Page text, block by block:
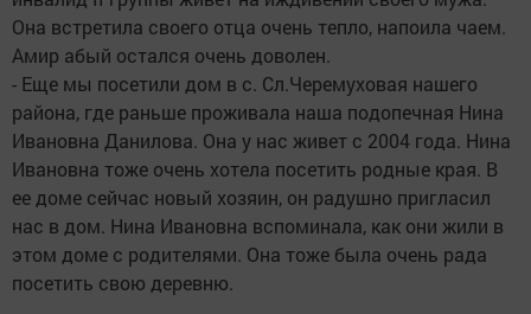
Она встретила своего отца очень тепло, напоила чаем.
Амир абый остался очень доволен.
- Еще мы посетили дом в с. Сл.Черемуховая нашего
района, где раньше проживала наша подопечная Нина
Ивановна Данилова. Она у нас живет с 2004 года. Нина
Ивановна тоже очень хотела посетить родные края. В
ее доме сейчас новый хозяин, он радушно пригласил
нас в дом. Нина Ивановна вспоминала, как они жили в
этом доме с родителями. Она тоже была очень рада
посетить свою деревню.